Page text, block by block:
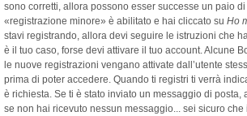
sono corretti, allora possono esser successe un paio
«registrazione minore» è abilitato e hai cliccato su Ho
stavi registrando, allora devi seguire le istruzioni che
è il tuo caso, forse devi attivare il tuo account. Alcune
le nuove registrazioni vengano attivate dall’utente
prima di poter accedere. Quando ti registri ti verrà
è richiesta. Se ti è stato inviato un messaggio di posta,
se non hai ricevuto nessun messaggio... sei sicuro